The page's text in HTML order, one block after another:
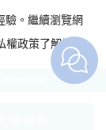
驗。繼續瀏覽網
政策了解詳細